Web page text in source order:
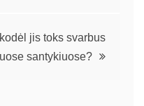
jis toks svarbus
santykiuose?